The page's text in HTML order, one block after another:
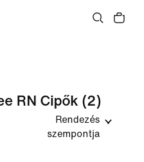
RN Cipők (2)
Rendezés
szempontja